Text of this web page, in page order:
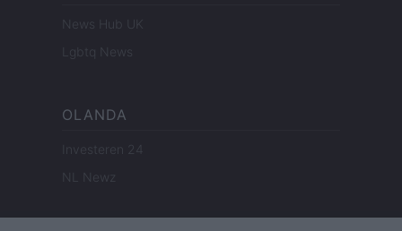
News Hub UK
Lgbtq News
OLANDA
Investeren 24
NL Newz